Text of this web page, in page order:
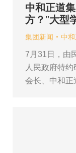
中和正道
方？”大型
集团新闻 中
7月31日，由
人民政府特
会长、中和